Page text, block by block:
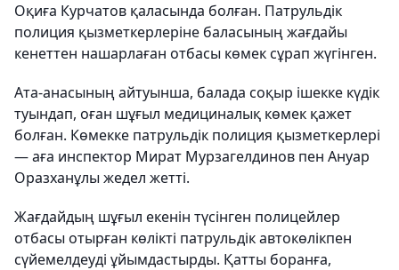
Оқиға Курчатов қаласында болған. Патрульдік
полиция қызметкерлеріне баласының жағдайы
кенеттен нашарлаған отбасы көмек сұрап жүгінген.
Ата-анасының айтуынша, балада соқыр ішекке күдік
туындап, оған шұғыл медициналық көмек қажет
болған. Көмекке патрульдік полиция қызметкерлері
— аға инспектор Мират Мурзагелдинов пен Ануар
Оразханұлы жедел жетті.
Жағдайдың шұғыл екенін түсінген полицейлер
отбасы отырған көлікті патрульдік автокөлікпен
сүйемелдеуді ұйымдастырды. Қатты боранға,